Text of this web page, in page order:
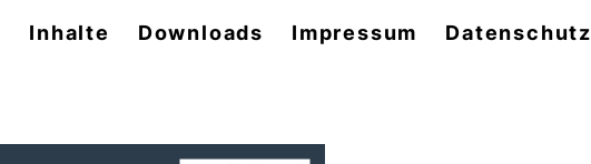
Inhalte Downloads Impressum Datenschutz